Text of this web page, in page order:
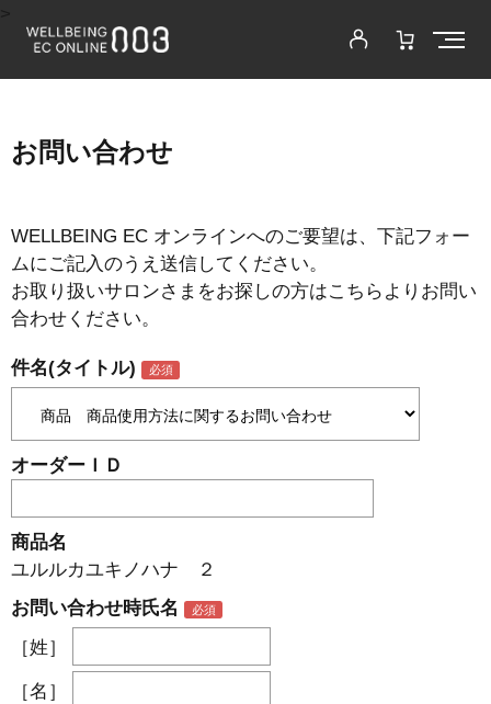
お問い合わせ
WELLBEING EC オンラインへのご要望は、下記フォー
ムにご記入のうえ送信してください。
お取り扱いサロンさまをお探しの方はこちらよりお問い
合わせください。
件名(タイトル)
オーダーＩＤ
商品名
ユルルカユキノハナ ２
お問い合わせ時氏名
［姓］
［名］